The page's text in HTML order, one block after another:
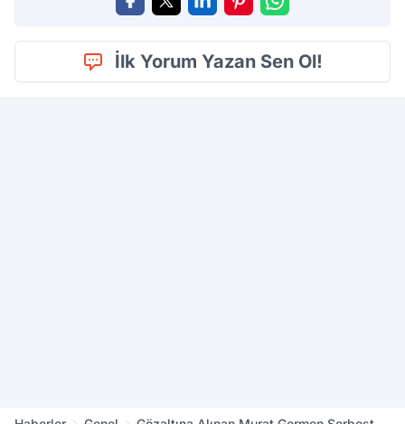
İlk Yorum Yazan Sen Ol!